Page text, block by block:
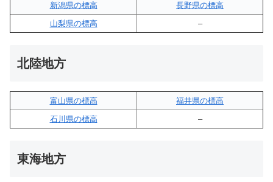
新潟県の標高
長野県の標高
山梨県の標高
–
北陸地方
富山県の標高
福井県の標高
石川県の標高
–
東海地方